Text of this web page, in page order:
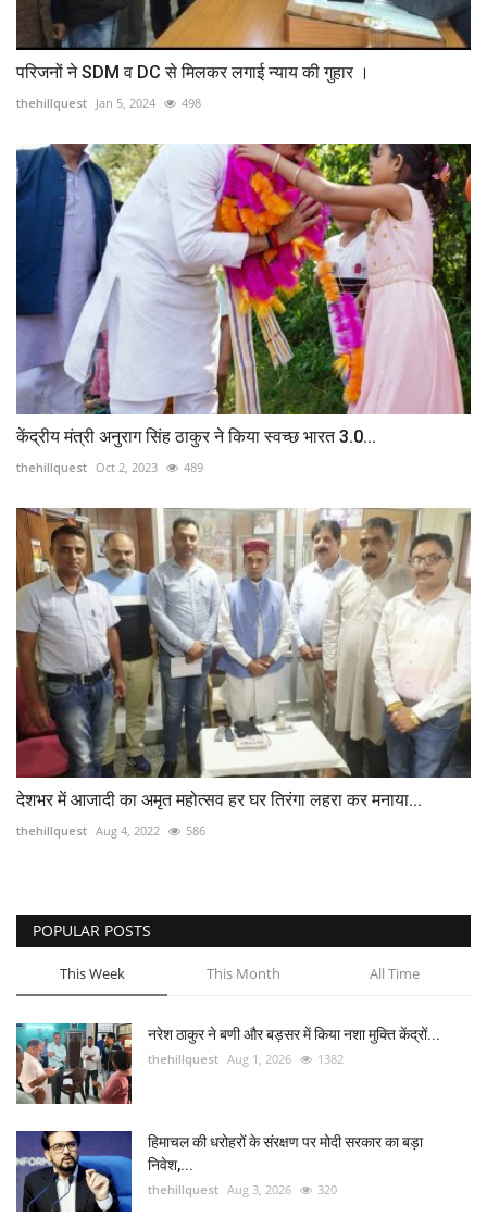
परिजनों ने SDM व DC से मिलकर लगाई न्याय की गुहार ।
thehillquest Jan 5, 2024 498
केंद्रीय मंत्री अनुराग सिंह ठाकुर ने किया स्वच्छ भारत 3.0...
thehillquest Oct 2, 2023 489
देशभर में आजादी का अमृत महोत्सव हर घर तिरंगा लहरा कर मनाया...
thehillquest Aug 4, 2022 586
POPULAR POSTS
This Week This Month All Time
नरेश ठाकुर ने बणी और बड़सर में किया नशा मुक्ति केंद्रों...
thehillquest Aug 1, 2026 1382
हिमाचल की धरोहरों के संरक्षण पर मोदी सरकार का बड़ा
निवेश,...
thehillquest Aug 3, 2026 320